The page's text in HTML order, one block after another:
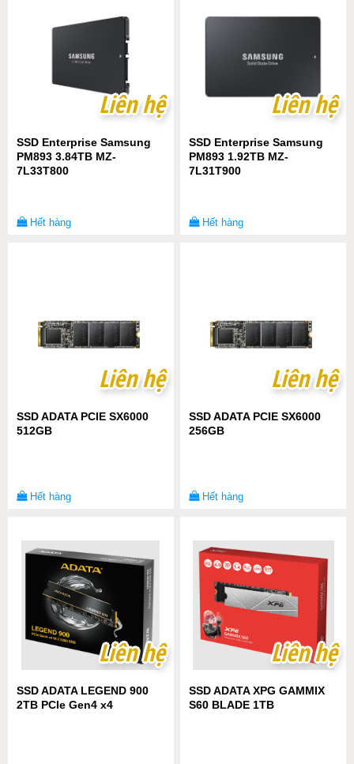
Liên hệ
Liên hệ
SSD Enterprise Samsung
PM893 3.84TB MZ-
7L33T800
Hết hàng
Liên hệ
Liên hệ
SSD Enterprise Samsung
PM893 1.92TB MZ-
7L31T900
Hết hàng
Liên hệ
Liên hệ
SSD ADATA PCIE SX6000
512GB
Hết hàng
Liên hệ
Liên hệ
SSD ADATA PCIE SX6000
256GB
Hết hàng
Liên hệ
Liên hệ
SSD ADATA LEGEND 900
2TB PCIe Gen4 x4
Liên hệ
Liên hệ
SSD ADATA XPG GAMMIX
S60 BLADE 1TB